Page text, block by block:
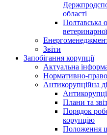
області
Полтавська
Звіти
Запобігання корупції
Актуальна
Нормативно-
Антикорупційна
Плани та
Порядок
корупцію
Положення